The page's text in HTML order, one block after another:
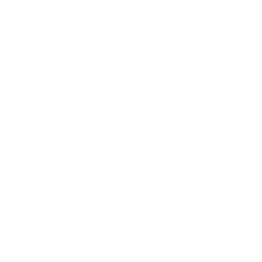
podporováno intenzivnější výukou.
mi, že škola pořádá aktivity a program
navštěvují ZŠ Lingua moc rády a to